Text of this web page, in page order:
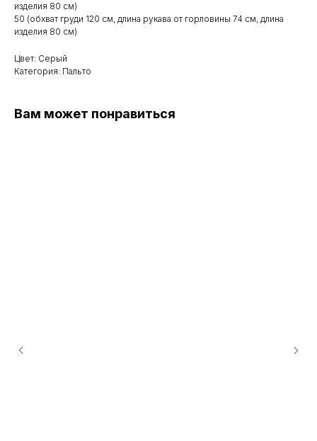
изделия 80 см)
50 (обхват груди 120 см, длина рукава от горловины 74 см, длина
изделия 80 см)
Цвет: Серый
Категория: Пальто
Вам может понравиться